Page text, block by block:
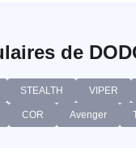
de
STEALTH VIPER
COR Avenger